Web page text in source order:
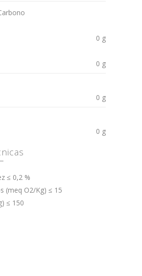
0 g
0 g
0 g
0 g
≤ 0,2 %
(meq O2/Kg) ≤ 15
≤ 150